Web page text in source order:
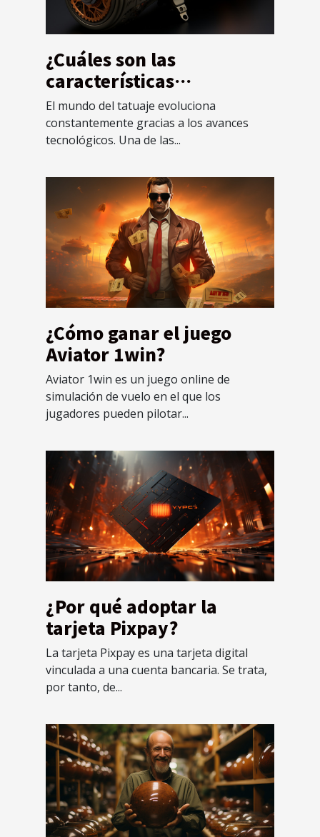
¿Cuáles son las
características
interesantes de una
máquina de tatuar
rotativa eficaz?
El mundo del tatuaje evoluciona
constantemente gracias a los avances
tecnológicos. Una de las...
¿Cómo ganar el juego
Aviator 1win?
Aviator 1win es un juego online de
simulación de vuelo en el que los
jugadores pueden pilotar...
¿Por qué adoptar la
tarjeta Pixpay?
La tarjeta Pixpay es una tarjeta digital
vinculada a una cuenta bancaria. Se trata,
por tanto, de...